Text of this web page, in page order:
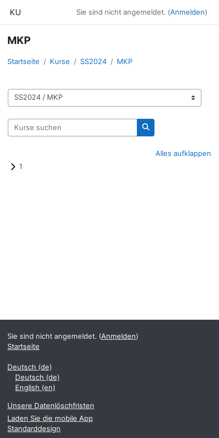
KU Sie sind nicht angemeldet. (Anmelden)
MKP
Startseite Kurse SS2024 MKP
Kursbereiche
Kurse suchen
Kurse suchen
Alles aufklappen
1
Sie sind nicht angemeldet. (Anmelden)
Startseite
Deutsch ‎(de)‎
Deutsch ‎(de)‎
English ‎(en)‎
Unsere Datenlöschfristen
Laden Sie die mobile App
Standarddesign